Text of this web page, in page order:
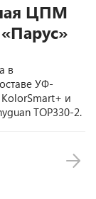
ЦПМ
в
УФ-
и
TOP330-2.